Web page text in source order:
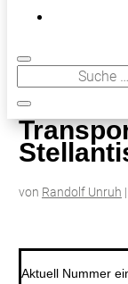
9
Transporter-
von Randolf Unruh |
Aktuell Nummer